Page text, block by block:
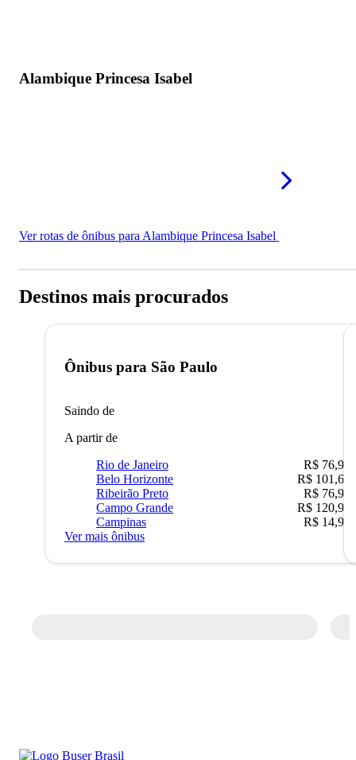
Alambique Princesa Isabel
Ver rotas de ônibus para Alambique Princesa Isabel
Destinos mais procurados
Ônibus para São Paulo
Saindo de
A partir de
Rio de Janeiro
R$ 76,90
Belo Horizonte
R$ 101,67
Ribeirão Preto
R$ 76,90
Campo Grande
R$ 120,90
Campinas
R$ 14,90
Ver mais ônibus